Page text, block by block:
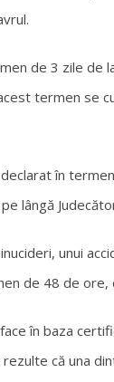
de 3 zile de
termen se
în
lângă
unui
de 48 de ore,
în baza
că una